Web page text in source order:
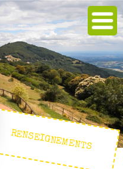
RENSEIGNEMENTS